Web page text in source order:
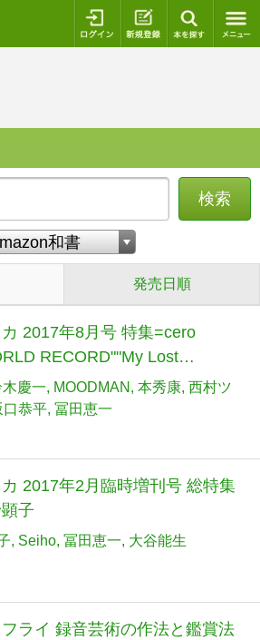
ログイン 新規登録
検索
発売日順
2017年8月号 特集=cero
RECORD""My Lost
Ride"...
慶一 MOODMAN 本秀康 西村ツ
口恭平 冨田恵一
2017年2月臨時増刊号 総特集
子
Seiho 冨田恵一 大谷能生
ライ 録音芸術の作法と鑑賞法